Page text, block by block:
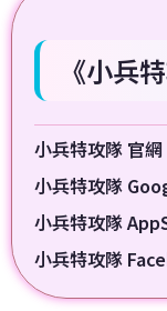
《小兵
小兵特攻隊 官網
小兵特攻隊
小兵特攻隊
小兵特攻隊